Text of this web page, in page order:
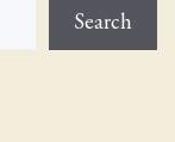
Search